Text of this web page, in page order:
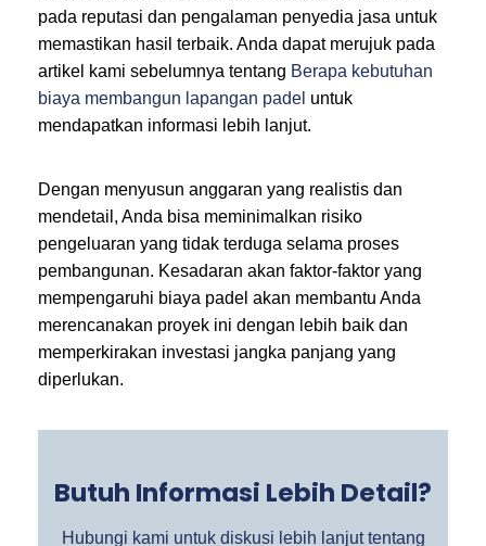
pada reputasi dan pengalaman penyedia jasa untuk
memastikan hasil terbaik. Anda dapat merujuk pada
artikel kami sebelumnya tentang Berapa kebutuhan
biaya membangun lapangan padel untuk
mendapatkan informasi lebih lanjut.
Dengan menyusun anggaran yang realistis dan
mendetail, Anda bisa meminimalkan risiko
pengeluaran yang tidak terduga selama proses
pembangunan. Kesadaran akan faktor-faktor yang
mempengaruhi biaya padel akan membantu Anda
merencanakan proyek ini dengan lebih baik dan
memperkirakan investasi jangka panjang yang
diperlukan.
Butuh Informasi Lebih Detail?
Hubungi kami untuk diskusi lebih lanjut tentang